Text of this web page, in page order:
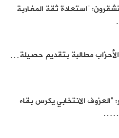
“استعادة ثقة المغاربة
مطالبة بتقديم حصيلة…
الانتخابي يكرس بقاء